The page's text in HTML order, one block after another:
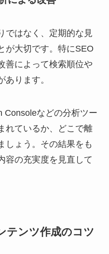
ではなく、定期的な見
が大切です。特にSEO
善によって検索順位や
あります。
Consoleなどの分析ツー
れているか、どこで離
しょう。その結果をも
容の充実度を見直して
テンツ作成のコツ